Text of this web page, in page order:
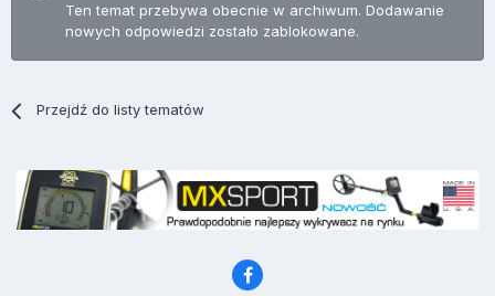
Ten temat przebywa obecnie w archiwum. Dodawanie
nowych odpowiedzi zostało zablokowane.
Przejdź do listy tematów